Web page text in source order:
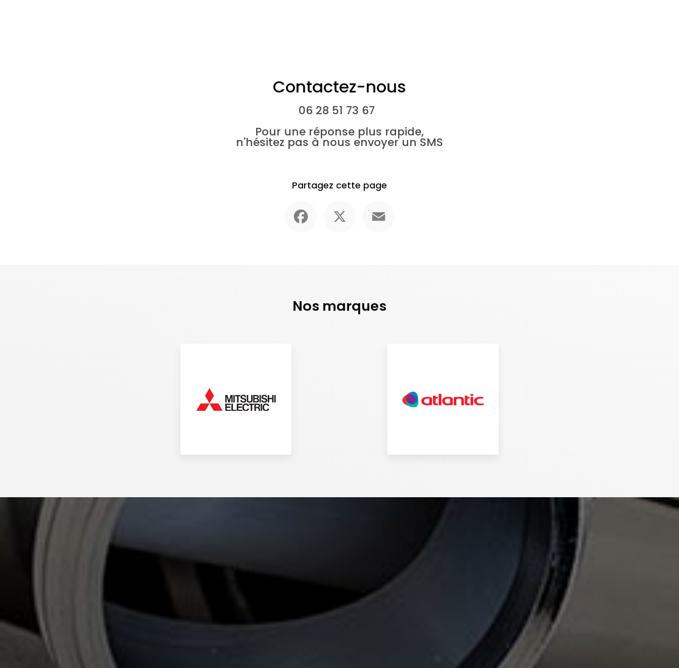
Contactez-nous
06 28 51 73 67
Pour une réponse plus rapide,
n'hésitez pas à nous envoyer un SMS
Partagez cette page
Nos marques